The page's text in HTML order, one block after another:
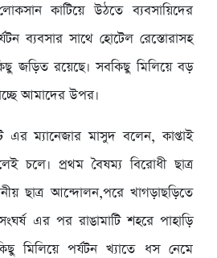
কাটিয়ে উঠতে ব্যবসায়িদের
ব্যবসার সাথে হোটেল রেস্তোরাসহ
জড়িত রয়েছে। সবকিছু মিলিয়ে বড়
আমাদের উপর।
এর ম্যানেজার মাসুদ বলেন, কাপ্তাই
চলে। প্রথম বৈষম্য বিরোধী ছাত্র
ছাত্র আন্দোলন,পরে খাগড়াছড়িতে
এর পর রাঙামাটি শহরে পাহাড়ি
মিলিয়ে পর্যটন খ্যাতে ধস নেমে